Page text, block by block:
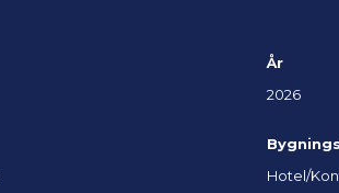
År
2026
Hotel/